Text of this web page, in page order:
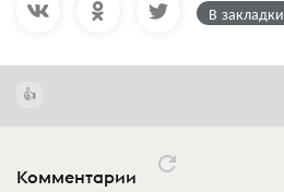
В закладки
Комментарии